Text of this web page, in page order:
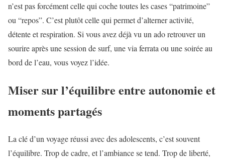
n’est pas forcément celle qui coche toutes les cases “patrimoine”
ou “repos”. C’est plutôt celle qui permet d’alterner activité,
détente et respiration. Si vous avez déjà vu un ado retrouver un
sourire après une session de surf, une via ferrata ou une soirée au
bord de l’eau, vous voyez l’idée.
Miser sur l’équilibre entre autonomie et
moments partagés
La clé d’un voyage réussi avec des adolescents, c’est souvent
l’équilibre. Trop de cadre, et l’ambiance se tend. Trop de liberté,